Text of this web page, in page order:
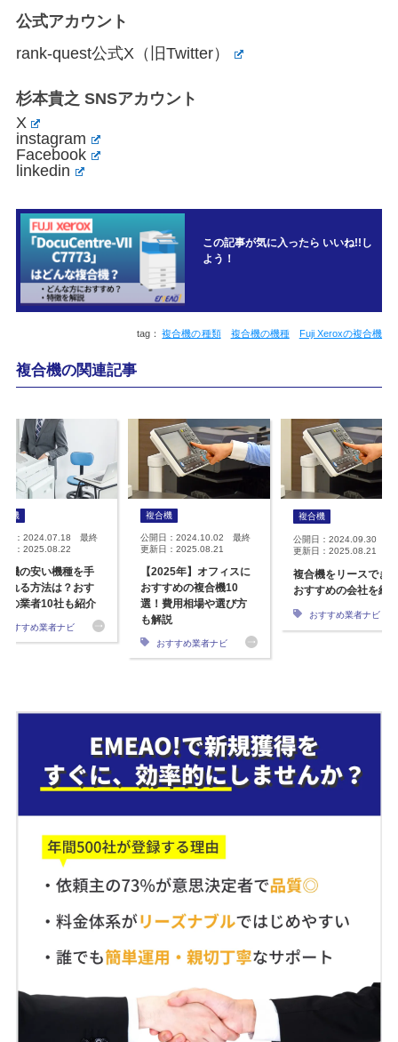
公式アカウント
rank-quest公式X（旧Twitter）
杉本貴之 SNSアカウント
X
instagram
Facebook
linkedin
この記事が気に入ったら いいね!!し
よう！
複合機の種類 複合機の機種 Fuji Xeroxの複合機
複合機の関連記事
合機
日：2024.07.18 最終
日：2025.08.22
機の安い機種を手
れる方法は？おす
の業者10社も紹介
おすすめ業者ナビ
複合機
公開日：2024.10.02 最終
更新日：2025.08.21
【2025年】オフィスに
おすすめの複合機10
選！費用相場や選び方
も解説
おすすめ業者ナビ
複合機
公開日：2024.09.30 最
更新日：2025.08.21
複合機をリースでき
おすすめの会社を紹
おすすめ業者ナビ